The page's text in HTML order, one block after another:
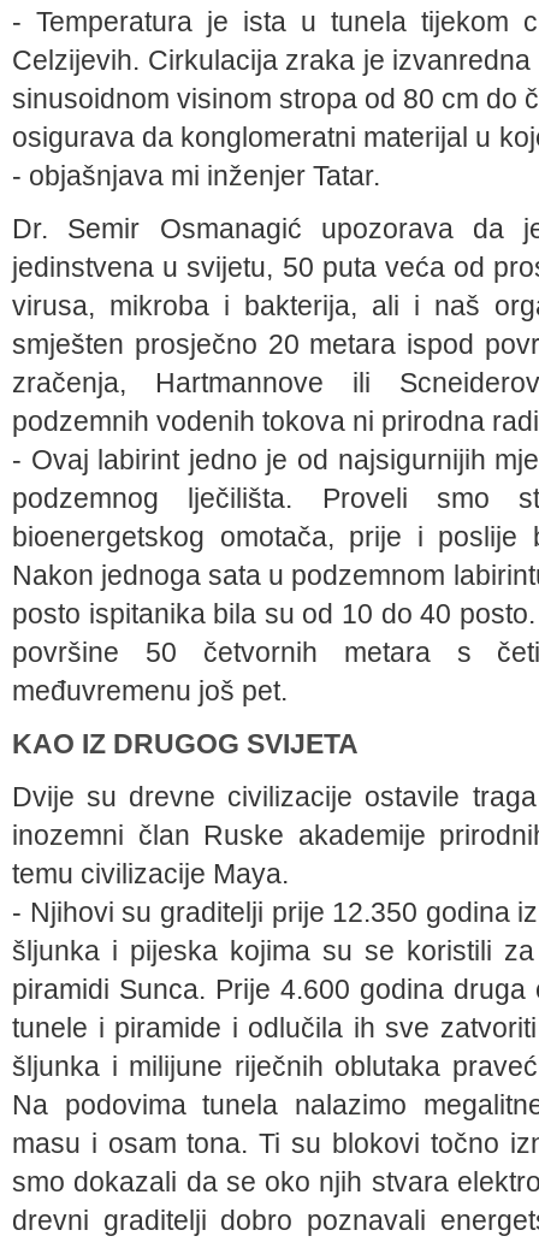
- Temperatura je ista u tunela tijekom
Celzijevih. Cirkulacija zraka je
sinusoidnom visinom stropa od 80 cm do
osigurava da konglomeratni materijal u
- objašnjava mi inženjer Tatar.
Dr. Semir Osmanagić upozorava da
jedinstvena u svijetu, 50 puta veća od
virusa, mikroba i bakterija, ali i naš
smješten prosječno 20 metara ispod
zračenja, Hartmannove ili
podzemnih vodenih tokova ni prirodna
- Ovaj labirint jedno je od najsigurnijih
podzemnog lječilišta. Proveli smo
bioenergetskog omotača, prije i poslije
Nakon jednoga sata u podzemnom
posto ispitanika bila su od 10 do 40
površine 50 četvornih metara s
međuvremenu još pet.
KAO IZ DRUGOG SVIJETA
Dvije su drevne civilizacije ostavile
inozemni član Ruske akademije
temu civilizacije Maya.
- Njihovi su graditelji prije 12.350 godina
šljunka i pijeska kojima su se koristili
piramidi Sunca. Prije 4.600 godina
tunele i piramide i odlučila ih sve
šljunka i milijune riječnih oblutaka
Na podovima tunela nalazimo
masu i osam tona. Ti su blokovi točno
smo dokazali da se oko njih stvara
drevni graditelji dobro poznavali